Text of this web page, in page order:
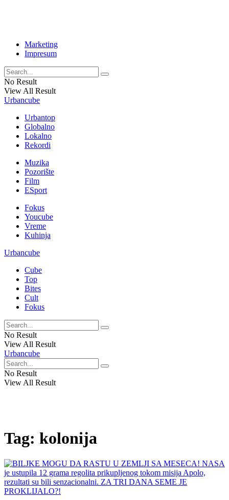
Marketing
Impresum
No Result
View All Result
Urbancube
Urbantop
Globalno
Lokalno
Rekordi
Muzika
Pozorište
Film
ESport
Fokus
Youcube
Vreme
Kuhinja
Urbancube
Cube
Top
Bites
Cult
Fokus
No Result
View All Result
Urbancube
No Result
View All Result
Tag: kolonija